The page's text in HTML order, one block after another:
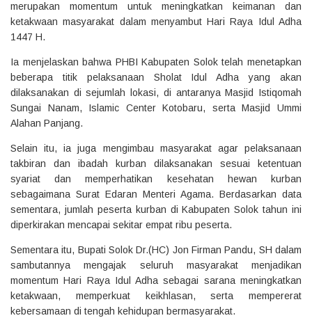
merupakan momentum untuk meningkatkan keimanan dan
ketakwaan masyarakat dalam menyambut Hari Raya Idul Adha
1447 H.
‎Ia menjelaskan bahwa PHBI Kabupaten Solok telah menetapkan
beberapa titik pelaksanaan Sholat Idul Adha yang akan
dilaksanakan di sejumlah lokasi, di antaranya Masjid Istiqomah
Sungai Nanam, Islamic Center Kotobaru, serta Masjid Ummi
Alahan Panjang.
‎Selain itu, ia juga mengimbau masyarakat agar pelaksanaan
takbiran dan ibadah kurban dilaksanakan sesuai ketentuan
syariat dan memperhatikan kesehatan hewan kurban
sebagaimana Surat Edaran Menteri Agama. Berdasarkan data
sementara, jumlah peserta kurban di Kabupaten Solok tahun ini
diperkirakan mencapai sekitar empat ribu peserta.
‎Sementara itu, Bupati Solok Dr.(HC) Jon Firman Pandu, SH dalam
sambutannya mengajak seluruh masyarakat menjadikan
momentum Hari Raya Idul Adha sebagai sarana meningkatkan
ketakwaan, memperkuat keikhlasan, serta mempererat
kebersamaan di tengah kehidupan bermasyarakat.